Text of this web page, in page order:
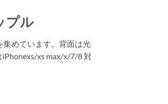
プル
めています。背面は光
xs max/x/7/8 対